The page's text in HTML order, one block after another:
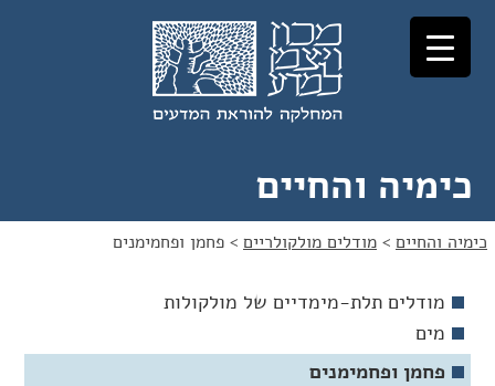
לתוכן
לניווט
כימיה והחיים
כימיה והחיים > מודלים מולקולריים > פחמן ופחמימנים
מודלים תלת-מימדיים של מולקולות
מים
פחמן ופחמימנים